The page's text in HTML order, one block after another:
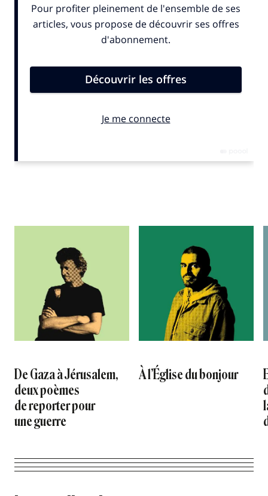
De Gaza à Jérusalem,
deux poèmes
de reporter pour
une guerre
À l’Église du bonjour